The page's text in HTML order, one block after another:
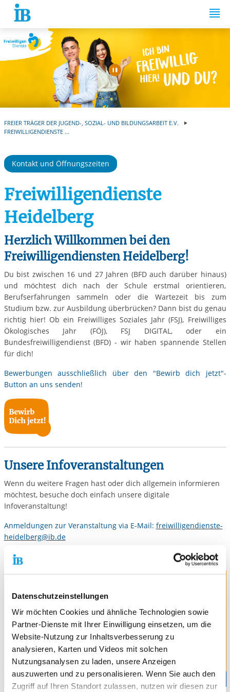
Datenschutzeinstellungen
Wir möchten Cookies und ähnliche Technologien sowie
Partner-Dienste mit Ihrer Einwilligung einsetzen, um die
Website-Nutzung zur Inhaltsverbesserung zu
analysieren, Karten und Videos mit solchen
Nutzungsanalysen zu laden, unsere Anzeigen
auszuwerten und zu personalisieren. Wenn Sie auch den
Zugriff auf Ihren Standort zulassen, nutzen wir diesen zur
Springe zum Inhalt
Automatische
FREIER TRÄGER DER JUGEND-, SOZIAL- UND BILDUNGSARBEIT E.V.
FREIWILLIGENDIENSTE ...
Kontakt und Öffnungszeiten
Freiwilligendienste
Heidelberg
Herzlich Willkommen bei den
Freiwilligendiensten Heidelberg!
Du bist zwischen 16 und 27 Jahren (BFD auch darüber hinaus)
und möchtest dich nach der Schule erstmal orientieren,
Berufserfahrungen sammeln oder die Wartezeit bis zum
Studium bzw. zur Ausbildung überbrücken? Dann bist du genau
richtig hier! Ob ein Freiwilliges Soziales Jahr (FSJ), Freiwilliges
Ökologisches Jahr (FÖJ), FSJ DIGITAL, oder ein
Bundesfreiwilligendienst (BFD) - wir haben spannende Stellen
für dich!
Bewerbungen ausschließlich über den "Bewirb dich jetzt"-
Button an uns senden!
Unsere Infoveranstaltungen
Wenn du weitere Fragen hast oder dich allgemein informieren
möchtest, besuche doch einfach unsere digitale
Infoveranstaltung!
Anmeldungen zur Veranstaltung via E-Mail: freiwilligendienste-
heidelberg@ib.de
Zugangslink wird nach der Anmeldung verschickt